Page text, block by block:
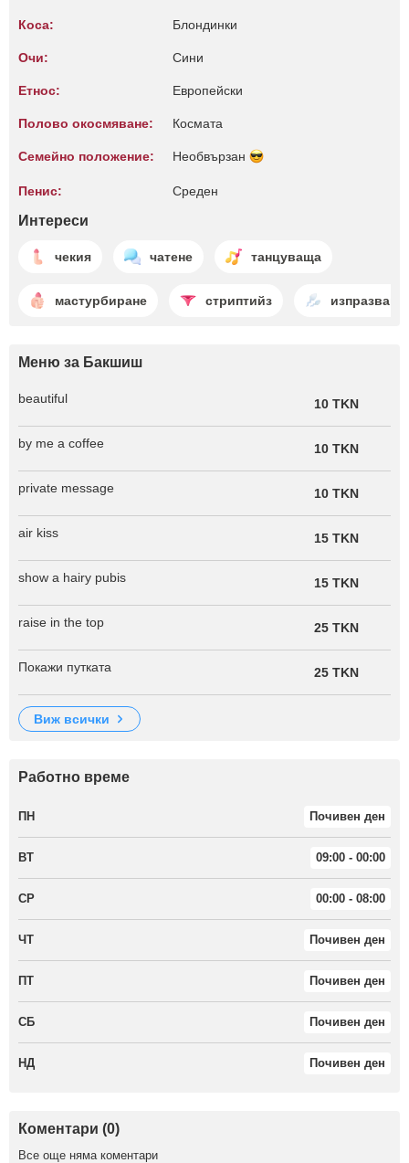
Коса: Блондинки
Очи: Сини
Етнос: Европейски
Полово окосмяване: Космата
Семейно положение: Необвързан
Пенис: Среден
Интереси
чекия чатене танцуваща
мастурбиране стриптийз изпразване
Меню за Бакшиш
beautiful 10 TKN
by me a coffee 10 TKN
private message 10 TKN
air kiss 15 TKN
show a hairy pubis 15 TKN
raise in the top 25 TKN
Покажи путката 25 TKN
виж всички
Работно време
ПН Почивен ден
ВТ 09:00 - 00:00
СР 00:00 - 08:00
ЧТ Почивен ден
ПТ Почивен ден
СБ Почивен ден
НД Почивен ден
Коментари (0)
Все още няма коментари